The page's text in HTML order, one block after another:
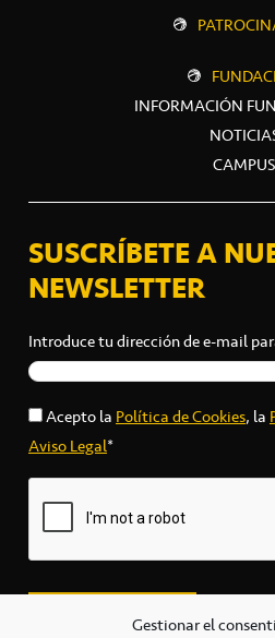
Gestionar el
INFORMACIÓN
CAMPUS
SUSCRÍBETE A
NEWSLETTER
Introduce tu dirección de e-mail
Acepto laPolítica de Cookies, la
Aviso Legal*